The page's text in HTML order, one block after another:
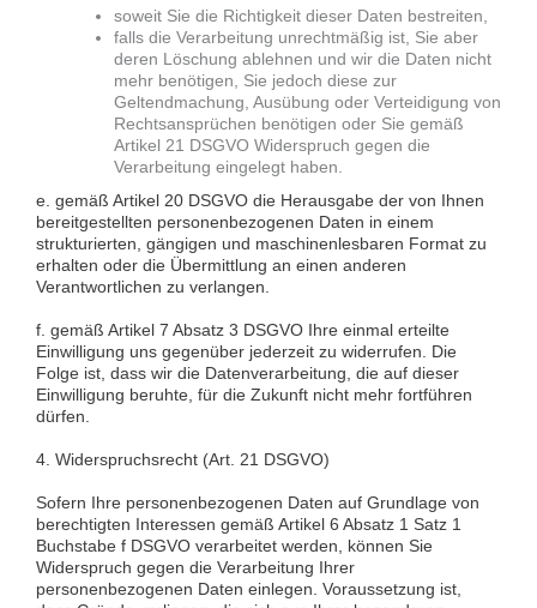
soweit Sie die Richtigkeit dieser Daten bestreiten,
falls die Verarbeitung unrechtmäßig ist, Sie aber
deren Löschung ablehnen und wir die Daten nicht
mehr benötigen, Sie jedoch diese zur
Geltendmachung, Ausübung oder Verteidigung von
Rechtsansprüchen benötigen oder Sie gemäß
Artikel 21 DSGVO Widerspruch gegen die
Verarbeitung eingelegt haben.
e. gemäß Artikel 20 DSGVO die Herausgabe der von Ihnen
bereitgestellten personenbezogenen Daten in einem
strukturierten, gängigen und maschinenlesbaren Format zu
erhalten oder die Übermittlung an einen anderen
Verantwortlichen zu verlangen.
f. gemäß Artikel 7 Absatz 3 DSGVO Ihre einmal erteilte
Einwilligung uns gegenüber jederzeit zu widerrufen. Die
Folge ist, dass wir die Datenverarbeitung, die auf dieser
Einwilligung beruhte, für die Zukunft nicht mehr fortführen
dürfen.
4. Widerspruchsrecht (Art. 21 DSGVO)
Sofern Ihre personenbezogenen Daten auf Grundlage von
berechtigten Interessen gemäß Artikel 6 Absatz 1 Satz 1
Buchstabe f DSGVO verarbeitet werden, können Sie
Widerspruch gegen die Verarbeitung Ihrer
personenbezogenen Daten einlegen. Voraussetzung ist,